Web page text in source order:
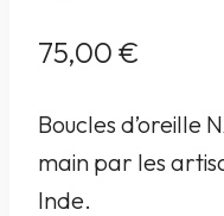
75,00€
Boucles d’oreille
main par les
Inde.